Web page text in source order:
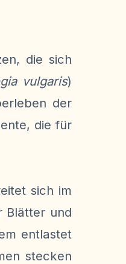
die sich
vulgaris)
der
die für
sich im
Blätter und
entlastet
stecken